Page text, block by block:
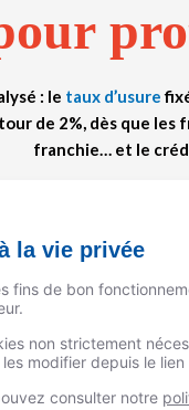
: le taux d’usure
de 2%, dès que les
franchie… et le
le ministre
, le ministre de
de la
la vie privée
fins de bon
non strictement
modifier depuis le
consulter notre